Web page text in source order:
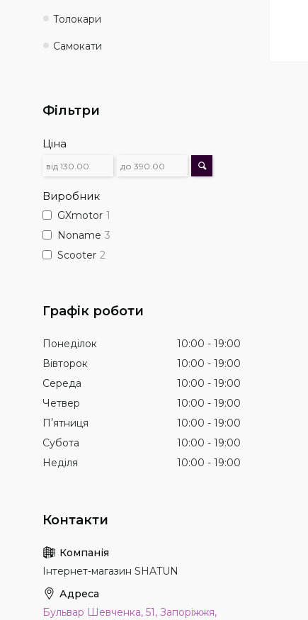
Толокари
Самокати
Фільтри
Ціна
Виробник
GXmotor 1
Noname 3
Scooter 2
Графік роботи
Понеділок 10:00
19:00
Вівторок
10:00
19:00
Середа
10:00
19:00
Четвер
10:00
19:00
Пʼятниця
10:00
19:00
Субота
10:00
19:00
Неділя
10:00 19:00
Інтернет-магазин SHATUN
Бульвар Шевченка, 51, Запоріжжя,